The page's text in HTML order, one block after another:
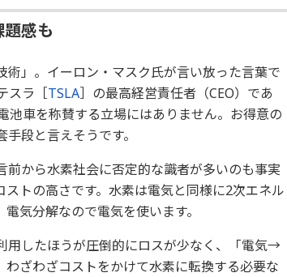
感も
術」。イーロン・マスク氏が言い放った言葉で
スラ［TSLA］の最高経営責任者（CEO）であ
池車を称賛する立場にはありません。お得意の
段と言えそうです。
から水素社会に否定的な識者が多いのも事実
トの高さです。水素は電気と同様に2次エネル
気分解なので電気を使います。
用したほうが圧倒的にロスが少なく、「電気→
ざわざコストをかけて水素に転換する必要な